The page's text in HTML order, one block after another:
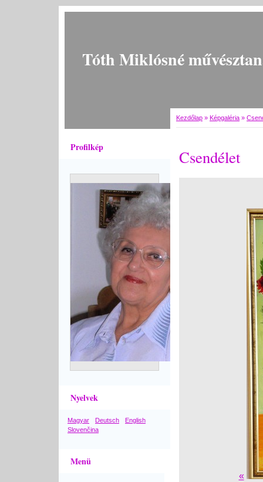
Tóth Miklósné
Profilkép
Nyelvek
Magyar Deutsch
English
Slovenčina
Menü
Kezdőlap » Képgaléria »
Csendélet
«